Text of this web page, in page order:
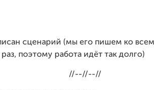
сценарий (мы его пишем ко
поэтому работа идёт так долго)
//--//--//